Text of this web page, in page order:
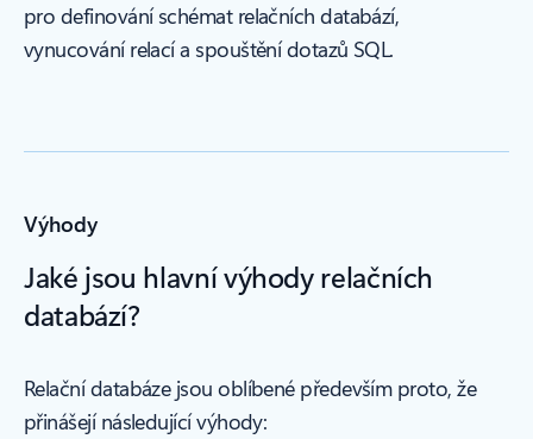
pro definování schémat relačních databází,
vynucování relací a spouštění dotazů SQL.
Výhody
Jaké jsou hlavní výhody relačních
databází?
Relační databáze jsou oblíbené především proto, že
přinášejí následující výhody: